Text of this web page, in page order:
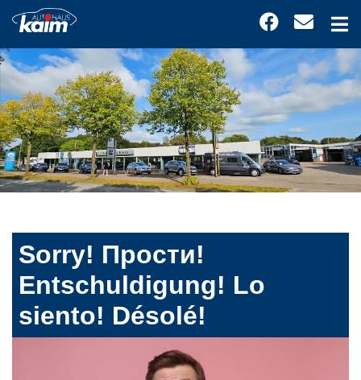
Sorry! Прости!
Entschuldigung! Lo
siento! Désolé!